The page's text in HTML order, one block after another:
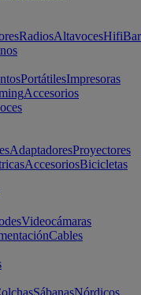
RadiosAltavocesHifi
PortátilesImpresoras
Accesorios
AdaptadoresProyectores
AccesoriosBicicletas
Videocámaras
Cables
SábanasNórdicos